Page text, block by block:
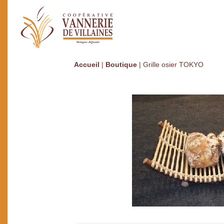
Accueil | Boutique| Grille osier TOKYO